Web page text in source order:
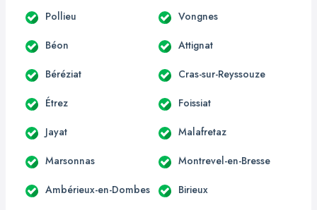
Pollieu Vongnes
Béon Attignat
Béréziat Cras-sur-Reyssouze
Étrez Foissiat
Jayat Malafretaz
Marsonnas Montrevel-en-Bresse
Ambérieux-en-Dombes Birieux